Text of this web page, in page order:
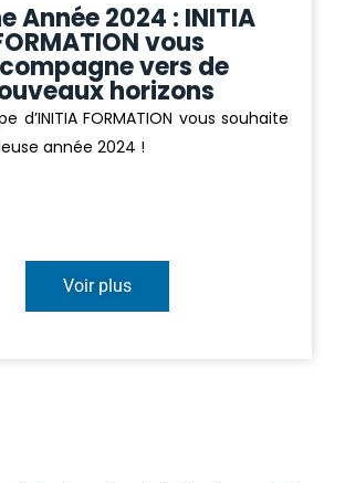
Année 2024 : INITIA
vous
vers de
horizons
d’INITIA FORMATION vous souhaite
année 2024 !
Voir plus